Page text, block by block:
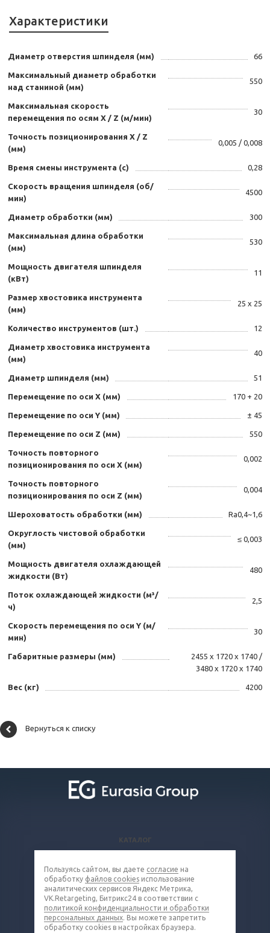
Характеристики
Диаметр отверстия шпинделя (мм) 66
Максимальный диаметр обработки
над станиной (мм)
550
Максимальная скорость
перемещения по осям Х / Z (м/мин)
30
Точность позиционирования Х / Z
(мм)
0,005 / 0,008
Время смены инструмента (с) 0,28
Скорость вращения шпинделя (об/
мин)
4500
Диаметр обработки (мм) 300
Максимальная длина обработки
(мм)
530
Мощность двигателя шпинделя
(кВт)
11
Размер хвостовика инструмента
(мм)
25 х 25
Количество инструментов (шт.) 12
Диаметр хвостовика инструмента
(мм)
40
Диаметр шпинделя (мм) 51
Перемещение по оси X (мм) 170 + 20
Перемещение по оси Y (мм) ± 45
Перемещение по оси Z (мм) 550
Точность повторного
позиционирования по оси X (мм)
0,002
Точность повторного
позиционирования по оси Z (мм)
0,004
Шероховатость обработки (мм) Ra0,4~1,6
Округлость чистовой обработки
(мм)
≤ 0,003
Мощность двигателя охлаждающей
жидкости (Вт)
480
Поток охлаждающей жидкости (м³/
ч)
2,5
Скорость перемещения по оси Y (м/
мин)
30
Габаритные размеры (мм)
2455 х 1720 х 1740 /
3480 х 1720 х 1740
Вес (кг) 4200
Вернуться к списку
КАТАЛОГ
КОМПАНИЯ
КОНТАКТЫ
8 (800) 302-16-85
metall@eq-mail.ru
Пользуясь сайтом, вы даете согласие на
обработку файлов cookies использование
аналитических сервисов Яндекс Метрика,
VK.Retargeting, Битрикс24 в соответствии с
политикой конфиденциальности и обработки
персональных данных. Вы можете запретить
обработку cookies в настройках браузера.